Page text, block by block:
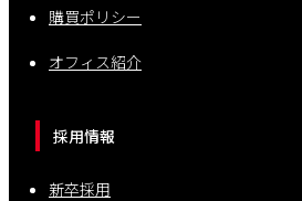
購買ポリシー
オフィス紹介
採用情報
新卒採用